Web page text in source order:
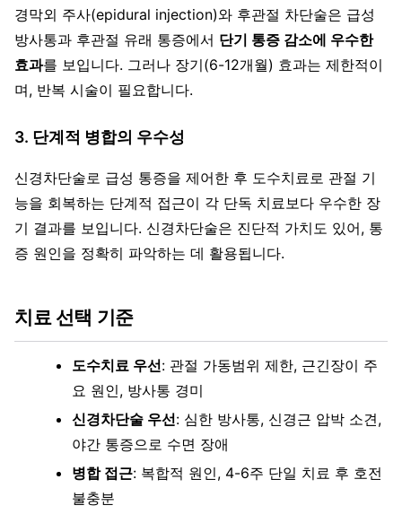
경막외 주사(epidural injection)와 후관절 차단술은 급성
방사통과 후관절 유래 통증에서 단기 통증 감소에 우수한
효과를 보입니다. 그러나 장기(6-12개월) 효과는 제한적이
며, 반복 시술이 필요합니다.
3. 단계적 병합의 우수성
신경차단술로 급성 통증을 제어한 후 도수치료로 관절 기
능을 회복하는 단계적 접근이 각 단독 치료보다 우수한 장
기 결과를 보입니다. 신경차단술은 진단적 가치도 있어, 통
증 원인을 정확히 파악하는 데 활용됩니다.
치료 선택 기준
도수치료 우선: 관절 가동범위 제한, 근긴장이 주
요 원인, 방사통 경미
신경차단술 우선: 심한 방사통, 신경근 압박 소견,
야간 통증으로 수면 장애
병합 접근: 복합적 원인, 4-6주 단일 치료 후 호전
불충분